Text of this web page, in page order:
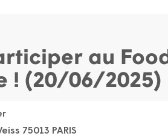
au
! (20/06/2025)
75013 PARIS